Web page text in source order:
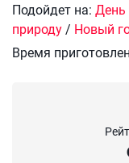
Подойдет на: День
природу/ Новый
Время